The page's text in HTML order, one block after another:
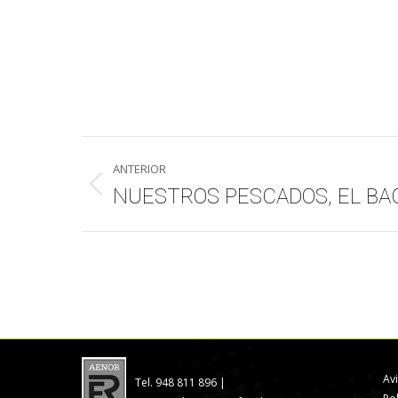
Navegación
entre
publicaciones
ANTERIOR
Publicación
NUESTROS PESCADOS, EL
Tel. 948 811 896 |